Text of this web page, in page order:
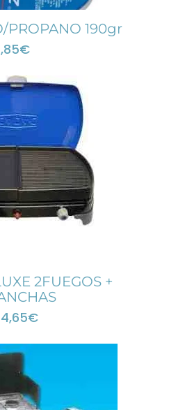
PROPANO 190gr
€
2FUEGOS +
€